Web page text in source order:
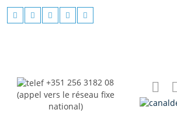
+351 256 3182 08
(appel vers le réseau fixe
national)